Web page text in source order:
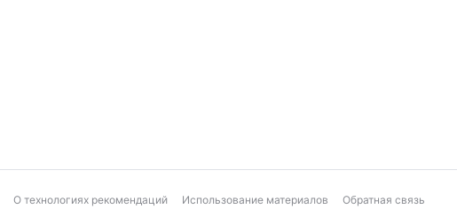
О технологиях рекомендаций Использование материалов Обратная связь